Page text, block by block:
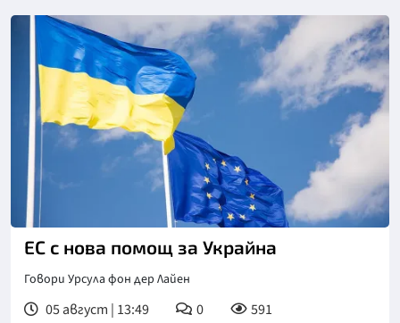
ЕС с нова помощ за Украйна
Говори Урсула фон дер Лайен
05 август | 13:49 0 591